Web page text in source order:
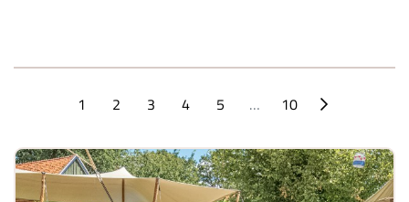
1 2 3 4 5 … 10